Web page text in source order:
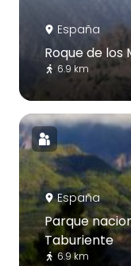
España
Roque de los
6.9 km
España
Parque
Taburiente
6.9 km